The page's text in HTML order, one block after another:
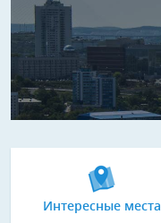
Интересные места